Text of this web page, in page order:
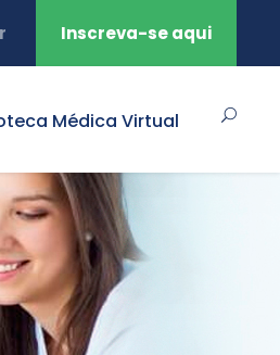
Inscreva-se aqui
Médica Virtual